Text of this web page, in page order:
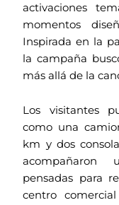
activaciones
momentos
Inspirada en la
la campaña
más allá de la
Los visitantes
como una
km y dos
acompañaron
pensadas para
centro